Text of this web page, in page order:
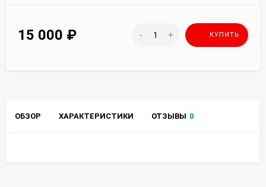
15 000 ₽ - + КУПИТЬ
ОБЗОР ХАРАКТЕРИСТИКИ ОТЗЫВЫ 0